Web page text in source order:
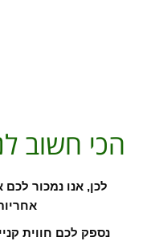
הכי חשוב
לכן, אנו נמכור
נספק לכם חווית